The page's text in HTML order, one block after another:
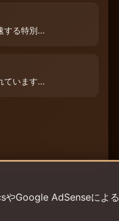
する特別...
ています...
やGoogle AdSenseによる